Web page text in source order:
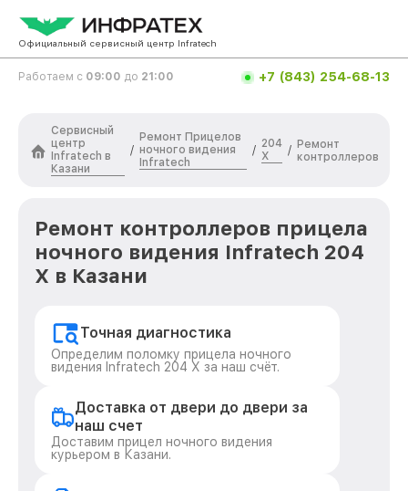
Официальный сервисный центр Infratech
Работаем с 09:00 до 21:00 +7 (843) 254-68-13
Сервисный
центр
Infratech в
Казани
/
Ремонт Прицелов
ночного видения
Infratech
/
204
Х
/ Ремонт
контроллеров
Ремонт контроллеров прицела
ночного видения Infratech 204
Х в Казани
Точная диагностика
Определим поломку прицела ночного
видения Infratech 204 Х за наш счёт.
Доставка от двери до двери за
наш счет
Доставим прицел ночного видения
курьером в Казани.